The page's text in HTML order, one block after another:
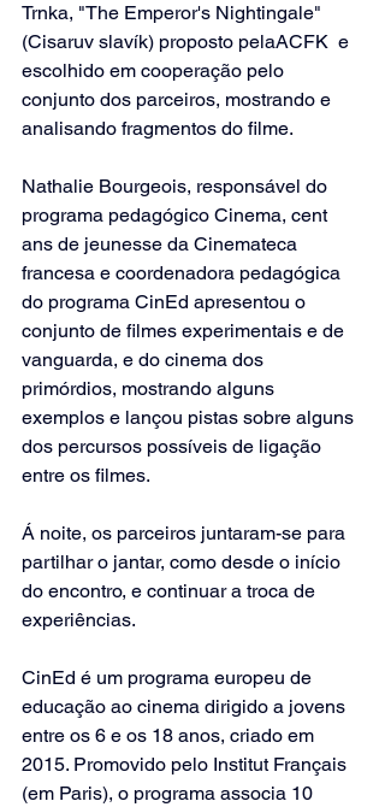
Trnka, "The Emperor's Nightingale"
(Cisaruv slavík) proposto pelaACFK e
escolhido em cooperação pelo
conjunto dos parceiros, mostrando e
analisando fragmentos do filme.
Nathalie Bourgeois, responsável do
programa pedagógico Cinema, cent
ans de jeunesse da Cinemateca
francesa e coordenadora pedagógica
do programa CinEd apresentou o
conjunto de filmes experimentais e de
vanguarda, e do cinema dos
primórdios, mostrando alguns
exemplos e lançou pistas sobre alguns
dos percursos possíveis de ligação
entre os filmes.
Á noite, os parceiros juntaram-se para
partilhar o jantar, como desde o início
do encontro, e continuar a troca de
experiências.
CinEd é um programa europeu de
educação ao cinema dirigido a jovens
entre os 6 e os 18 anos, criado em
2015. Promovido pelo Institut Français
(em Paris), o programa associa 10